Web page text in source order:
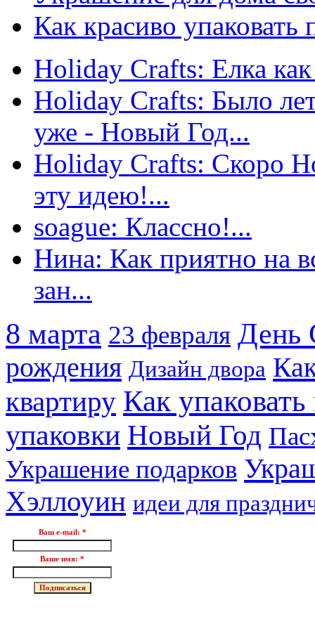
Как красиво
Holiday Crafts: Елка
Holiday Crafts: Было
уже - Новый Год...
Holiday Crafts: Скоро
эту идею!...
soague: Классно!...
Нина: Как приятно на
зан...
8 марта 23 февраля День
рождения Дизайн двора
квартиру Как
упаковки Новый Год
Украшение подарков
Хэллоуин идеи для
Ваш e-mail: *
Ваше имя: *